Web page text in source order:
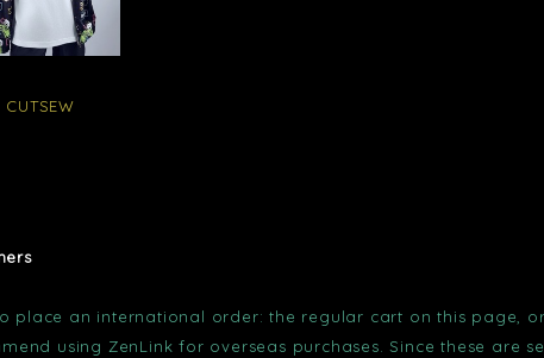
place an international order: the regular cart on this page,
using ZenLink for overseas purchases. Since these are